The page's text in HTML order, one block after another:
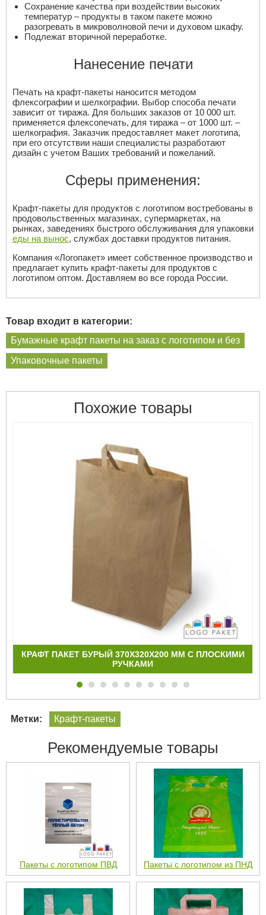
Сохранение качества при воздействии высоких
температур – продукты в таком пакете можно
разогревать в микроволновой печи и духовом шкафу.
Подлежат вторичной переработке.
Нанесение печати
Печать на крафт-пакеты наносится методом
флексографии и шелкографии. Выбор способа печати
зависит от тиража. Для больших заказов от 10 000 шт.
применяется флексопечать, для тиража – от 1000 шт. –
шелкография. Заказчик предоставляет макет логотипа,
при его отсутствии наши специалисты разработают
дизайн с учетом Ваших требований и пожеланий.
Сферы применения:
Крафт-пакеты для продуктов с логотипом востребованы в
продовольственных магазинах, супермаркетах, на
рынках, заведениях быстрого обслуживания для упаковки
еды на вынос, службах доставки продуктов питания.
Компания «Логопакет» имеет собственное производство и
предлагает купить крафт-пакеты для продуктов с
логотипом оптом. Доставляем во все города России.
Товар входит в категории:
Бумажные крафт пакеты на заказ с логотипом и без
Упаковочные пакеты
Похожие товары
КРАФТ ПАКЕТ БУРЫЙ 370Х320Х200 ММ С ПЛОСКИМИ
РУЧКАМИ
Метки: Крафт-пакеты
Рекомендуемые товары
Пакеты с логотипом ПВД Пакеты с логотипом из ПНД